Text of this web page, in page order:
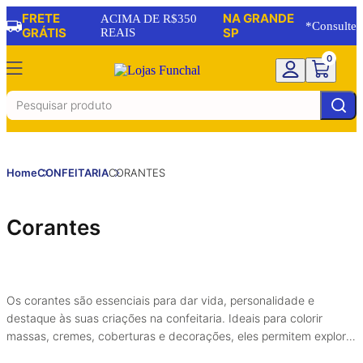
FRETE
GRÁTIS
ACIMA DE R$350
REAIS
NA GRANDE
SP
*Consulte
0
HomeCONFEITARIACORANTES
Corantes
Os corantes são essenciais para dar vida, personalidade e
destaque às suas criações na confeitaria. Ideais para colorir
massas, cremes, coberturas e decorações, eles permitem explorar